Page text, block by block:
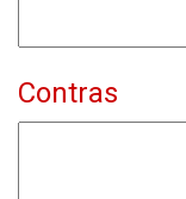
Contras